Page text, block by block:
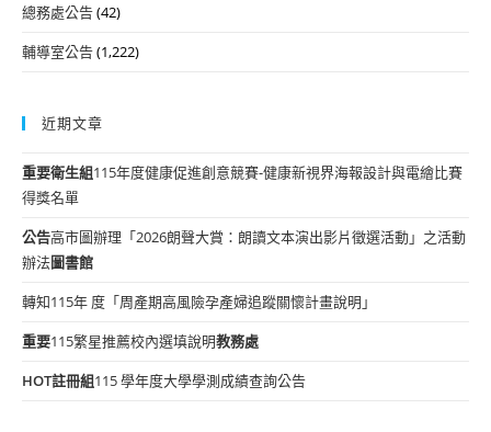
總務處公告(42)
輔導室公告(1,222)
近期文章
重要衛生組115年度健康促進創意競賽-健康新視界海報設計與電繪比賽
得獎名單
公告高市圖辦理「2026朗聲大賞：朗讀文本演出影片徵選活動」之活動
辦法圖書館
轉知115年 度「周產期高風險孕產婦追蹤關懷計畫說明」
重要115繁星推薦校內選填說明教務處
HOT註冊組115 學年度大學學測成績查詢公告